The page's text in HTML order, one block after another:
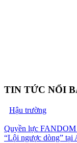
TIN TỨC NỔI
Hậu trường
Quyền lực FANDOM
“Lội ngược dòng” tại